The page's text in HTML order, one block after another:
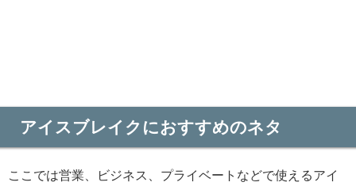
アイスブレイクにおすすめのネタ
ここでは営業、ビジネス、プライベートなどで使えるアイ